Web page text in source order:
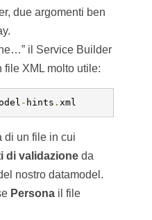
due argomenti ben
il Service Builder
file XML molto utile:
- hints . xml
di un file in cui
di validazione da
nostro datamodel.
Persona il file